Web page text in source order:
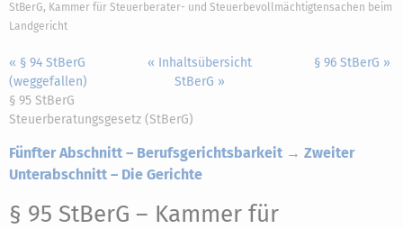
StBerG, Kammer für Steuerberater- und Steuerbevollmächtigtensachen beim
Landgericht
« § 94 StBerG
(weggefallen)
« Inhaltsübersicht
StBerG »
§ 96 StBerG »
§ 95 StBerG
Steuerberatungsgesetz (StBerG)
Fünfter Abschnitt – Berufsgerichtsbarkeit → Zweiter
Unterabschnitt – Die Gerichte
§ 95 StBerG – Kammer für